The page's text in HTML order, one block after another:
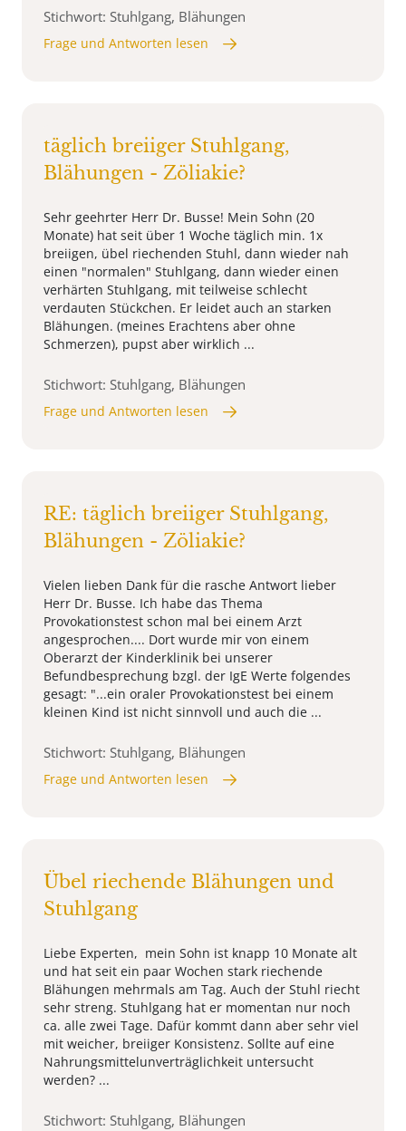
Stichwort: Stuhlgang, Blähungen
Frage und Antworten lesen
täglich breiiger Stuhlgang,
Blähungen - Zöliakie?
Sehr geehrter Herr Dr. Busse! Mein Sohn (20
Monate) hat seit über 1 Woche täglich min. 1x
breiigen, übel riechenden Stuhl, dann wieder nah
einen "normalen" Stuhlgang, dann wieder einen
verhärten Stuhlgang, mit teilweise schlecht
verdauten Stückchen. Er leidet auch an starken
Blähungen. (meines Erachtens aber ohne
Schmerzen), pupst aber wirklich ...
Stichwort: Stuhlgang, Blähungen
Frage und Antworten lesen
RE: täglich breiiger Stuhlgang,
Blähungen - Zöliakie?
Vielen lieben Dank für die rasche Antwort lieber
Herr Dr. Busse. Ich habe das Thema
Provokationstest schon mal bei einem Arzt
angesprochen.... Dort wurde mir von einem
Oberarzt der Kinderklinik bei unserer
Befundbesprechung bzgl. der IgE Werte folgendes
gesagt: "...ein oraler Provokationstest bei einem
kleinen Kind ist nicht sinnvoll und auch die ...
Stichwort: Stuhlgang, Blähungen
Frage und Antworten lesen
Übel riechende Blähungen und
Stuhlgang
Liebe Experten, mein Sohn ist knapp 10 Monate alt
und hat seit ein paar Wochen stark riechende
Blähungen mehrmals am Tag. Auch der Stuhl riecht
sehr streng. Stuhlgang hat er momentan nur noch
ca. alle zwei Tage. Dafür kommt dann aber sehr viel
mit weicher, breiiger Konsistenz. Sollte auf eine
Nahrungsmittelunverträglichkeit untersucht
werden? ...
Stichwort: Stuhlgang, Blähungen